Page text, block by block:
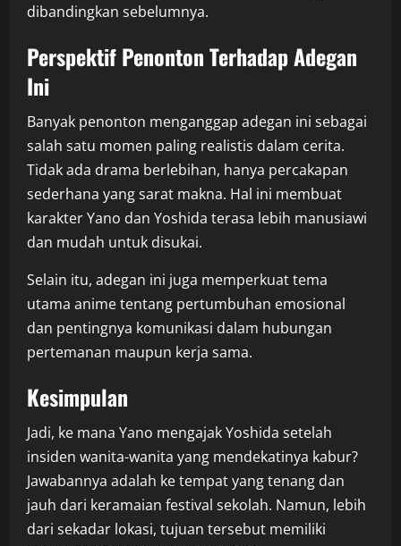
dibandingkan sebelumnya.
Perspektif Penonton Terhadap Adegan
Ini
Banyak penonton menganggap adegan ini sebagai
salah satu momen paling realistis dalam cerita.
Tidak ada drama berlebihan, hanya percakapan
sederhana yang sarat makna. Hal ini membuat
karakter Yano dan Yoshida terasa lebih manusiawi
dan mudah untuk disukai.
Selain itu, adegan ini juga memperkuat tema
utama anime tentang pertumbuhan emosional
dan pentingnya komunikasi dalam hubungan
pertemanan maupun kerja sama.
Kesimpulan
Jadi, ke mana Yano mengajak Yoshida setelah
insiden wanita-wanita yang mendekatinya kabur?
Jawabannya adalah ke tempat yang tenang dan
jauh dari keramaian festival sekolah. Namun, lebih
dari sekadar lokasi, tujuan tersebut memiliki